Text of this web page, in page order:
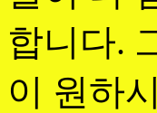
합니다.
이 원하